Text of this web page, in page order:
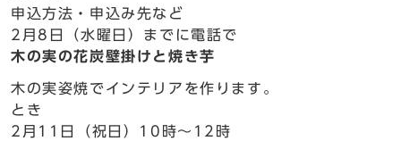
申込方法・申込み先など
2月8日（水曜日）までに電話で
木の実の花炭壁掛けと焼き芋
木の実姿焼でインテリアを作ります。
とき
2月11日（祝日）10時～12時